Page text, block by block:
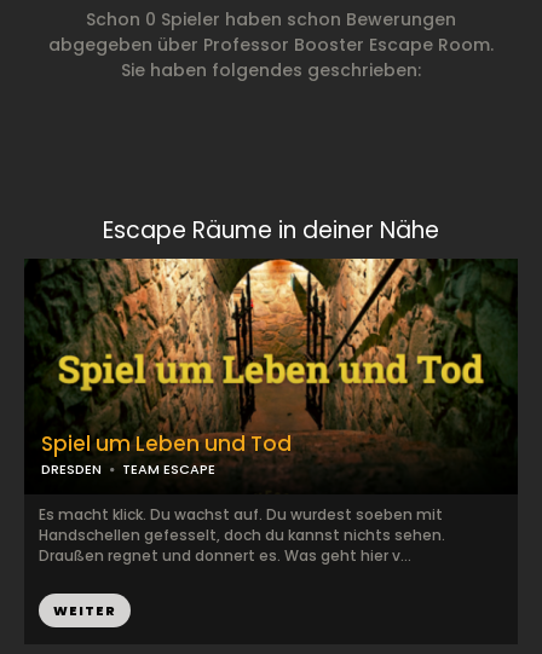
Schon 0 Spieler haben schon Bewerungen
abgegeben über Professor Booster Escape Room.
Sie haben folgendes geschrieben:
Escape Räume in deiner Nähe
Spiel um Leben und Tod
DRESDEN TEAM ESCAPE
Es macht klick. Du wachst auf. Du wurdest soeben mit
Handschellen gefesselt, doch du kannst nichts sehen.
Draußen regnet und donnert es. Was geht hier v...
WEITER